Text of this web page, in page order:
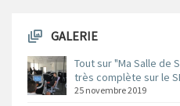
GALERIE
Tout sur "Ma Salle de
très complète sur le
25 novembre 2019